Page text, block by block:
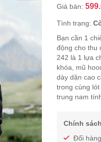
Giá bán:
Tình trạng:
Bạn cần 1
động cho thu
242 là 1 lựa
khóa, mũ
dày dặn cao
trong cùng
trung nam
Chính
Đổi